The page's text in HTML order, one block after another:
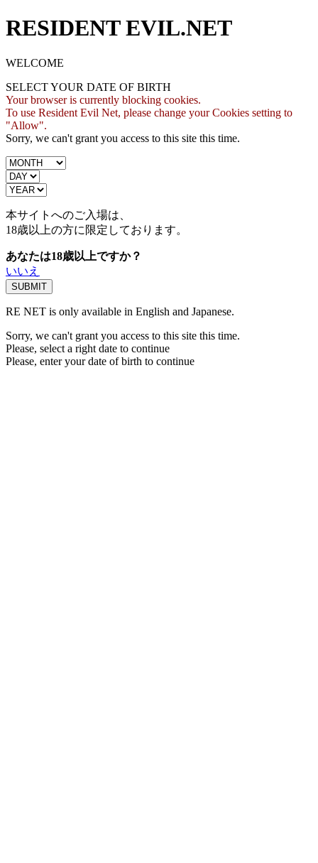
RESIDENT EVIL.NET
WELCOME
SELECT YOUR DATE OF BIRTH
Your browser is currently blocking cookies.
To use Resident Evil Net, please change your Cookies setting to
"Allow".
Sorry, we can't grant you access to this site this time.
本サイトへのご入場は、
18歳以上の方に限定しております。
あなたは18歳以上ですか？
いいえ
RE NET is only available in English and Japanese.
Sorry, we can't grant you access to this site this time.
Please, select a right date to continue
Please, enter your date of birth to continue